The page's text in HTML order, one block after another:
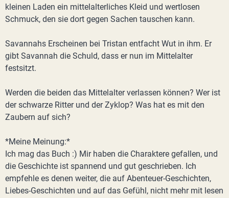
kleinen Laden ein mittelalterliches Kleid und wertlosen
Schmuck, den sie dort gegen Sachen tauschen kann.
Savannahs Erscheinen bei Tristan entfacht Wut in ihm. Er
gibt Savannah die Schuld, dass er nun im Mittelalter
festsitzt.
Werden die beiden das Mittelalter verlassen können? Wer ist
der schwarze Ritter und der Zyklop? Was hat es mit den
Zaubern auf sich?
*Meine Meinung:*
Ich mag das Buch :) Mir haben die Charaktere gefallen, und
die Geschichte ist spannend und gut geschrieben. Ich
empfehle es denen weiter, die auf Abenteuer-Geschichten,
Liebes-Geschichten und auf das Gefühl, nicht mehr mit lesen